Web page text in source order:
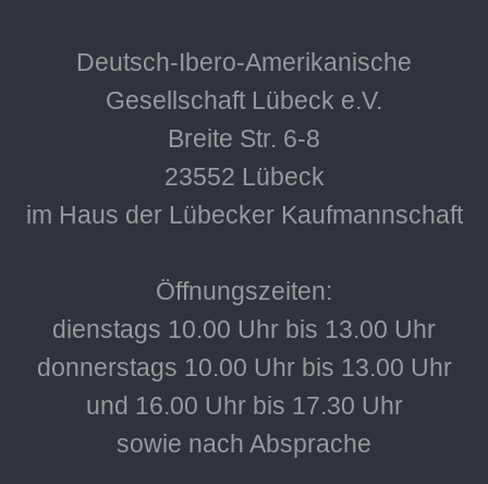
Deutsch-Ibero-Amerikanische
Gesellschaft Lübeck e.V.
Breite Str. 6-8
23552 Lübeck
im Haus der Lübecker Kaufmannschaft
Öffnungszeiten:
dienstags 10.00 Uhr bis 13.00 Uhr
donnerstags 10.00 Uhr bis 13.00 Uhr
und 16.00 Uhr bis 17.30 Uhr
sowie nach Absprache